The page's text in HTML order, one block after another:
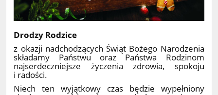
Drodzy Rodzice
z okazji nadchodzących Świąt Bożego Narodzenia
składamy Państwu oraz Państwa Rodzinom
najserdeczniejsze życzenia zdrowia, spokoju
i radości.
Niech ten wyjątkowy czas będzie wypełniony